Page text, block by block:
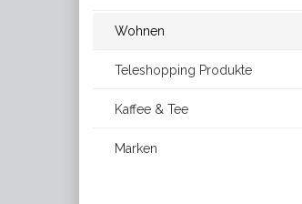
Wohnen
Teleshopping Produkte
Kaffee & Tee
Marken